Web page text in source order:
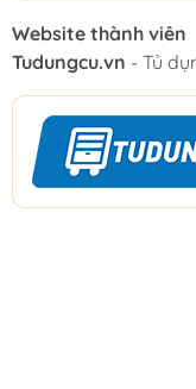
Website thành viên
Tudungcu.vn - Tủ